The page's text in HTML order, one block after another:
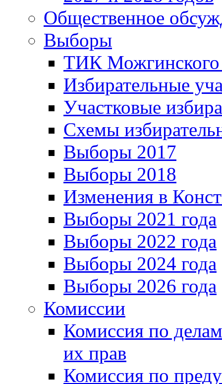
Общественное
Выборы
ТИК Можгинского
Избирательные
Участковые
Схемы
Выборы 2017
Выборы 2018
Изменения в
Выборы 2021 года
Выборы 2022 года
Выборы 2024 года
Выборы 2026 года
Комиссии
Комиссия по
их прав
Комиссия по